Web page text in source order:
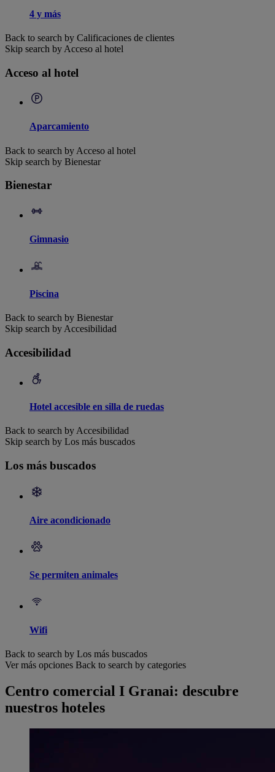
4 y más
Back to search by Calificaciones de clientes
Skip search by Acceso al hotel
Acceso al hotel
Aparcamiento
Back to search by Acceso al hotel
Skip search by Bienestar
Bienestar
Gimnasio
Piscina
Back to search by Bienestar
Skip search by Accesibilidad
Accesibilidad
Hotel accesible en silla de ruedas
Back to search by Accesibilidad
Skip search by Los más buscados
Los más buscados
Aire acondicionado
Se permiten animales
Wifi
Back to search by Los más buscados
Ver más opciones Back to search by categories
Centro comercial I Granai: descubre
nuestros hoteles